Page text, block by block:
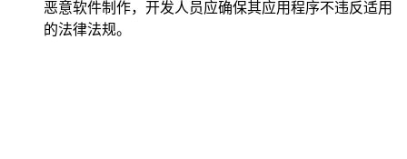
恶意软件制作，开发人员应确保其应用程序不违反适用
的法律法规。